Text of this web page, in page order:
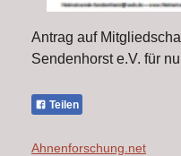
Antrag auf
Sendenhorst e.V. für
Teilen
Ahnenforschung.net